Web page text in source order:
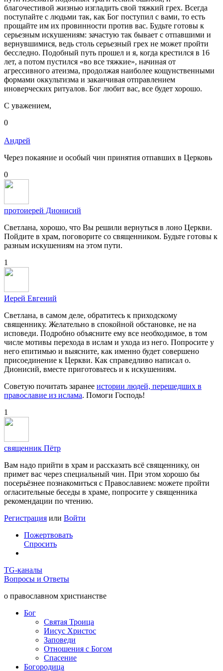
благочестивой жизнью изгладить свой тяжкий грех. Всегда
поступайте с людьми так, как Бог поступил с вами, то есть
прощайте им их провинности против вас. Будьте готовы к
серьезным искушениям: зачастую так бывает с отпавшими и
вернувшимися, ведь столь серьезный грех не может пройти
бесследно. Подобный путь прошел и я, когда крестился в 16
лет, а потом пустился «во все тяжкие», начиная от
агрессивного атеизма, продолжая наиболее кощунственными
формами оккультизма и заканчивая отправлением
иноверческих ритуалов. Бог любит вас, все будет хорошо.
С уважением,
0
Андрей
Через покаяние и особый чин принятия отпавших в Церковь
0
протоиерей Дионисий
Светлана, хорошо, что Вы решили вернуться в лоно Церкви.
Пойдите в храм, поговорите со священником. Будьте готовы к
разным искушениям на этом пути.
1
Иерей Евгений
Светлана, в самом деле, обратитесь к приходскому
священнику. Желательно в спокойной обстановке, не на
исповеди. Подробно объясните ему все необходимое, в том
числе мотивы перехода в ислам и ухода из него. Попросите у
него епитимью и выясните, как именно будет совершено
присоединение к Церкви. Как справедливо написал о.
Дионисий, вместе приготовьтесь и к искушениям.
Советую почитать заранее истории людей, перешедших в
православие из ислама. Помоги Господь!
1
священник Пётр
Вам надо прийти в храм и рассказать всё священнику, он
примет вас через специальный чин. При этом хорошо бы
посерьёзнее познакомиться с Православием: можете пройти
огласительные беседы в храме, попросите у священника
рекомендации по чтению.
Регистрация или Войти
Пожертвовать
Спросить
TG-каналы
Вопросы и Ответы
о православном христианстве
Бог
Святая Троица
Иисус Христос
Заповеди
Отношения с Богом
Спасение
Богородица